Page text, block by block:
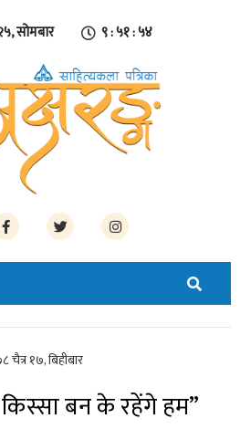
सोमबार ९ : ५१ : ५४
चैत्र १७, बिहीबार
बन के रहेंगे हम”